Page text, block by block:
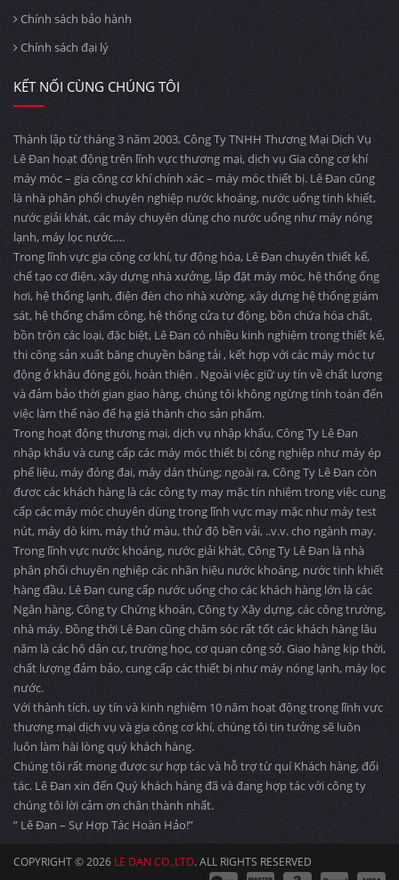
Chính sách bảo hành
Chính sách đại lý
KẾT NỐI CÙNG CHÚNG TÔI
Thành lập từ tháng 3 năm 2003, Công Ty TNHH Thương Mại Dịch Vụ
Lê Đan hoạt động trên lĩnh vực thương mại, dịch vụ Gia công cơ khí
máy móc – gia công cơ khí chính xác – máy móc thiết bị. Lê Đan cũng
là nhà phân phối chuyên nghiệp nước khoáng, nước uống tinh khiết,
nước giải khát, các máy chuyên dùng cho nước uống như máy nóng
lạnh, máy lọc nước….
Trong lĩnh vực gia công cơ khí, tự động hóa, Lê Đan chuyên thiết kế,
chế tạo cơ điện, xây dựng nhà xưởng, lắp đặt máy móc, hệ thống ống
hơi, hệ thống lạnh, điện đèn cho nhà xường, xây dựng hệ thống giám
sát, hệ thống chấm công, hệ thống cửa tự động, bồn chứa hóa chất,
bồn trộn các loại, đặc biệt, Lê Đan có nhiều kinh nghiệm trong thiết kế,
thi công sản xuất băng chuyền băng tải , kết hợp với các máy móc tự
động ở khâu đóng gói, hoàn thiện . Ngoài việc giữ uy tín về chất lượng
và đảm bảo thời gian giao hàng, chúng tôi không ngừng tính toán đến
việc làm thế nào để hạ giá thành cho sản phẩm.
Trong hoạt động thương mại, dịch vụ nhập khẩu, Công Ty Lê Đan
nhập khẩu và cung cấp các máy móc thiết bị công nghiệp như máy ép
phế liệu, máy đóng đai, máy dán thùng; ngoài ra, Công Ty Lê Đan còn
được các khách hàng là các công ty may mặc tín nhiệm trong việc cung
cấp các máy móc chuyên dùng trong lĩnh vực may mặc như máy test
nút, máy dò kim, máy thử màu, thử độ bền vải, ..v.v. cho ngành may.
Trong lĩnh vực nước khoáng, nước giải khát, Công Ty Lê Đan là nhà
phân phối chuyên nghiệp các nhãn hiệu nước khoáng, nước tinh khiết
hàng đầu. Lê Đan cung cấp nước uống cho các khách hàng lớn là các
Ngân hàng, Công ty Chứng khoán, Công ty Xây dựng, các công trường,
nhà máy. Đồng thời Lê Đan cũng chăm sóc rất tốt các khách hàng lâu
năm là các hộ dân cư, trường học, cơ quan công sở. Giao hàng kịp thời,
chất lượng đảm bảo, cung cấp các thiết bị như máy nóng lạnh, máy lọc
nước.
Với thành tích, uy tín và kinh nghiệm 10 năm hoạt động trong lĩnh vực
thương mại dịch vụ và gia công cơ khí, chúng tôi tin tưởng sẽ luôn
luôn làm hài lòng quý khách hàng.
Chúng tôi rất mong được sự hợp tác và hỗ trợ từ quí Khách hàng, đối
tác. Lê Đan xin đến Quý khách hàng đã và đang hợp tác với công ty
chúng tôi lời cảm ơn chân thành nhất.
” Lê Đan – Sự Hợp Tác Hoàn Hảo!”
COPYRIGHT © 2026 LE DAN CO.,LTD. ALL RIGHTS RESERVED